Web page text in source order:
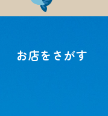
お店をさがす